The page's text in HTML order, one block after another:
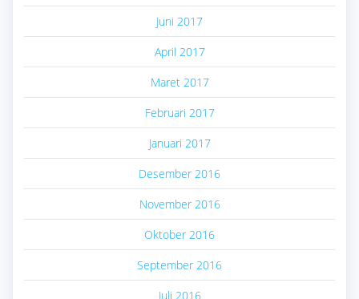
Juni 2017
April 2017
Maret 2017
Februari 2017
Januari 2017
Desember 2016
November 2016
Oktober 2016
September 2016
Juli 2016